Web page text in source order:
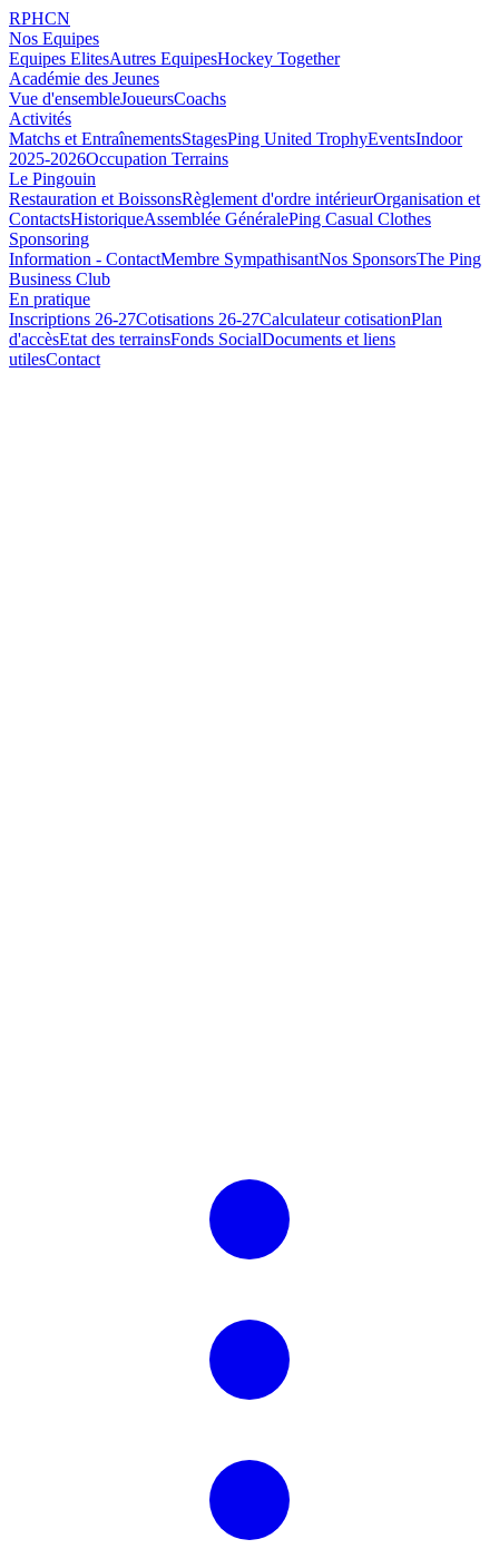
RPHCN
Nos Equipes
Equipes ElitesAutres EquipesHockey Together
Académie des Jeunes
Vue d'ensembleJoueursCoachs
Activités
Matchs et EntraînementsStagesPing United TrophyEventsIndoor
2025-2026Occupation Terrains
Le Pingouin
Restauration et BoissonsRèglement d'ordre intérieurOrganisation et
ContactsHistoriqueAssemblée GénéralePing Casual Clothes
Sponsoring
Information - ContactMembre SympathisantNos SponsorsThe Ping
Business Club
En pratique
Inscriptions 26-27Cotisations 26-27Calculateur cotisationPlan
d'accèsEtat des terrainsFonds SocialDocuments et liens
utilesContact